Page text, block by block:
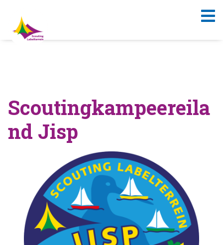
Scoutingkampeereila
nd Jisp